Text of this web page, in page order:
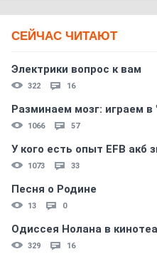
СЕЙЧАС ЧИТАЮТ
Электрики вопрос к вам
322 16
Разминаем мозг: играем в
1066 57
У кого есть опыт EFB акб
1073 33
Песня о Родине
13 0
Одиссея Нолана в
329 16